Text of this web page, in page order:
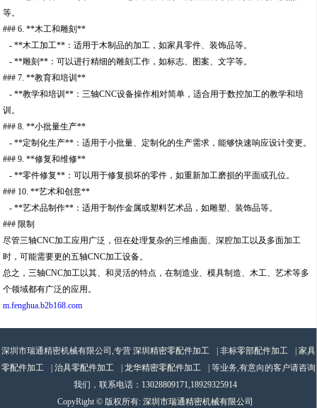
等。
### 6. **木工和雕刻**
- **木工加工**：适用于木制品的加工，如家具零件、装饰品等。
- **雕刻**：可以进行精细的雕刻工作，如标志、图案、文字等。
### 7. **教育和培训**
- **教学和培训**：三轴CNC设备操作相对简单，适合用于数控加工的教学和培
训。
### 8. **小批量生产**
- **定制化生产**：适用于小批量、定制化的生产需求，能够快速响应设计变更。
### 9. **修复和维修**
- **零件修复**：可以用于修复损坏的零件，如重新加工磨损的平面或孔位。
### 10. **艺术和创意**
- **艺术品制作**：适用于制作金属或塑料艺术品，如雕塑、装饰品等。
### 限制
尽管三轴CNC加工应用广泛，但在处理复杂的三维曲面、深腔加工以及多面加工
时，可能需要更的五轴CNC加工设备。
总之，三轴CNC加工以其、和灵活的特点，在制造业、模具制造、木工、艺术等多
个领域都有广泛的应用。
m.fenghua.b2b168.com
深圳市瑞通精密机械有限公司,专营 深圳精密零配件加工 非标零部配件加工
家具
零配件加工
治具零配件加工 龙华精密零配件加工
| 等业务,有意向的客户请咨询
我们，联系电话： 13028809171,18929325914
CopyRight © 版权所有: 深圳市瑞通精密机械有限公司